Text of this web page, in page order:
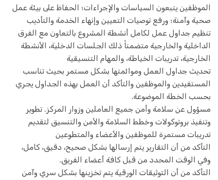
الموظفين يتبعون السياسات والإجراءات؛ الحفاظ على بيئة عمل
صحية وآمنة؛ ورفع توصيات التعيين وإنهاء الخدمة والتأديب
تنظيم جداول عمل لكامل أنشطة المشروع بالتعاون مع الفرق
الداخلية والخارجية متضمناً ذلك الجلسات الدخلية، الأنشطة
الخارجية، تدريبات الخياطة، والمهام التنسيقية
تحديث جداول العمل وموائمتها بشكل مستمر بحيث تناسب
المستفيدين والموظفين والتأكد أن العمل بهذه الجداول يجري
بحسب الخطة الموضوعة.
مسؤول عن سلامة وأمن جميع العاملين وزوار المركز. تطوير
وتنفيذ بروتوكولات وخطط السلامة والأمن والتنسيق لتقديم
تدريبات مستمرة للموظفين والأعضاء والمتطوعين
التأكد من أن التقارير يتم إرسالها بشكل صحيح، دقيق، كامل،
وفي الوقت المحدد من قبل كافة أعضاء الفريق.
التأكد من أن التوثيقات الورقية يتم تخزينها بشكل سري وآمن